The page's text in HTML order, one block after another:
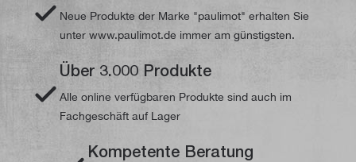
Neue Produkte der Marke "paulimot" erhalten Sie
unter www.paulimot.de immer am günstigsten.
Über 3.000 Produkte
Alle online verfügbaren Produkte sind auch im
Fachgeschäft auf Lager
Kompetente Beratung